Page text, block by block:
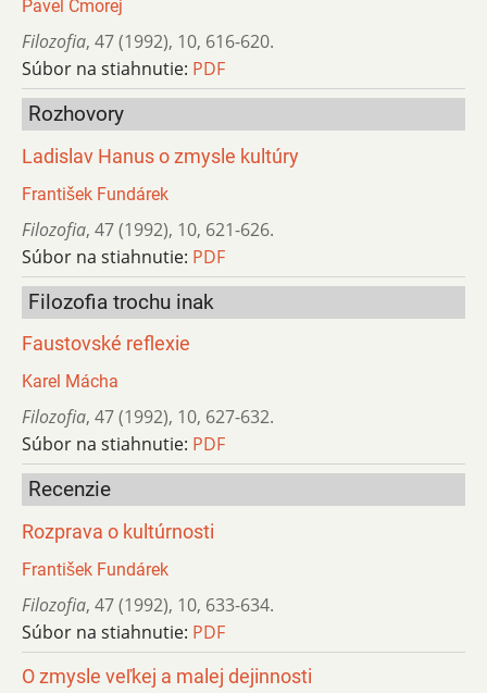
Pavel Cmorej
Filozofia, 47 (1992), 10, 616-620.
Súbor na stiahnutie: PDF
Rozhovory
Ladislav Hanus o zmysle kultúry
František Fundárek
Filozofia, 47 (1992), 10, 621-626.
Súbor na stiahnutie: PDF
Filozofia trochu inak
Faustovské reflexie
Karel Mácha
Filozofia, 47 (1992), 10, 627-632.
Súbor na stiahnutie: PDF
Recenzie
Rozprava o kultúrnosti
František Fundárek
Filozofia, 47 (1992), 10, 633-634.
Súbor na stiahnutie: PDF
O zmysle veľkej a malej dejinnosti